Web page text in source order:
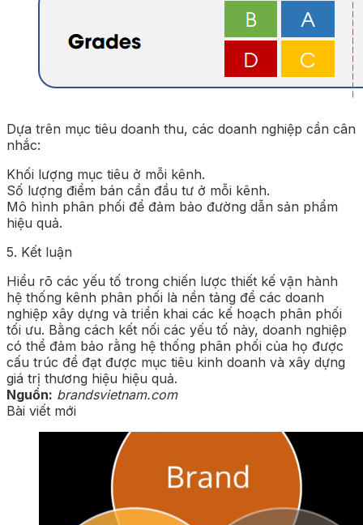
Dựa trên mục tiêu doanh thu, các doanh nghiệp cần cân
nhắc:
Khối lượng mục tiêu ở mỗi kênh.
Số lượng điểm bán cần đầu tư ở mỗi kênh.
Mô hình phân phối để đảm bảo đường dẫn sản phẩm
hiệu quả.
5. Kết luận
Hiểu rõ các yếu tố trong chiến lược thiết kế vận hành
hệ thống kênh phân phối là nền tảng để các doanh
nghiệp xây dựng và triển khai các kế hoạch phân phối
tối ưu. Bằng cách kết nối các yếu tố này, doanh nghiệp
có thể đảm bảo rằng hệ thống phân phối của họ được
cấu trúc để đạt được mục tiêu kinh doanh và xây dựng
giá trị thương hiệu hiệu quả.
Nguồn: brandsvietnam.com
Bài viết mới